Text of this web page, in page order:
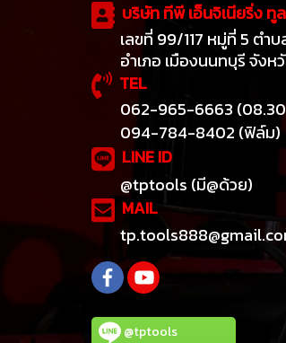
บริษัท ทีพี เอ็นจิเนียริ่ง ทู
เลขที่ 99/117 หมู่ที่ 5 ตำบ
อำเภอ เมืองนนทบุรี จังห
TEL
062-965-6663
094-784-8402 (ฟิล์ม)
LINE ID
@tptools (มี@ด้วย)
MAIL
@tptools